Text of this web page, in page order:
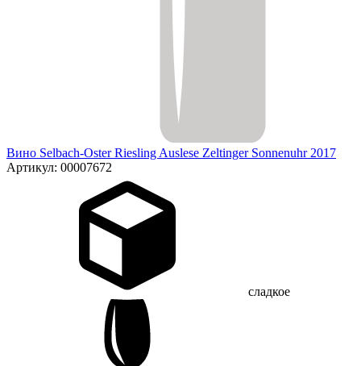
Вино Selbach-Oster Riesling Auslese Zeltinger Sonnenuhr 2017
Артикул: 00007672
сладкое